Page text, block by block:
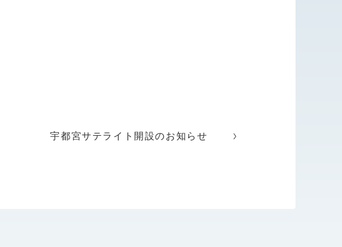
宇都宮サテライト開設のお知らせ